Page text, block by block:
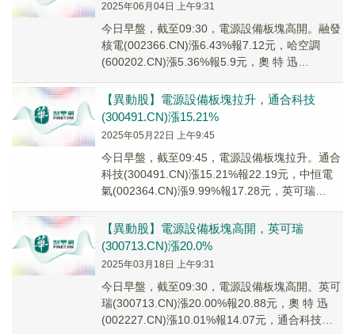
2025年06月04日 上午9:31
今日早盤，截至09:30，電源設備板塊高開。融發
核電(002366.CN)漲6.43%報7.12元，哈空調
(600202.CN)漲5.36%報5.9元，奧 特 迅
【異動股】電源設備板塊拉升，通合科技
(300491.CN)漲15.21%
2025年05月22日 上午9:45
今日早盤，截至09:45，電源設備板塊拉升。通合
科技(300491.CN)漲15.21%報22.19元，中恒電
氣(002364.CN)漲9.99%報17.28元，英可瑞
【異動股】電源設備板塊高開，英可瑞
(300713.CN)漲20.0%
2025年03月18日 上午9:31
今日早盤，截至09:30，電源設備板塊高開。英可
瑞(300713.CN)漲20.00%報20.88元，奧 特 迅
(002227.CN)漲10.01%報14.07元，通合科技